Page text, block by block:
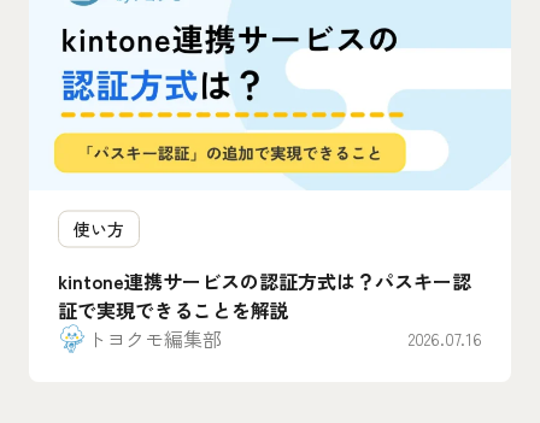
使い方
kintone連携サービスの認証方式は？パスキー認
証で実現できることを解説
トヨクモ編集部
2026.07.16